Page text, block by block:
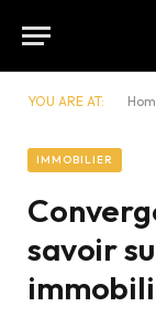
YOU ARE AT:
IMMOBILIER
savoir